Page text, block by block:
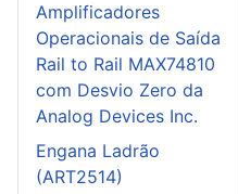
Amplificadores
Operacionais de Saída
Rail to Rail MAX74810
com Desvio Zero da
Analog Devices Inc.
Engana Ladrão
(ART2514)